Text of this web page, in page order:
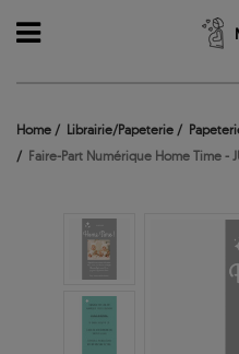
Home Librairie/Papeterie
Faire-Part Numérique Home Time -